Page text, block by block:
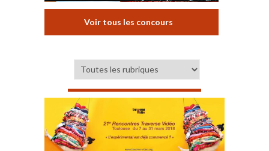
Voir tous les concours